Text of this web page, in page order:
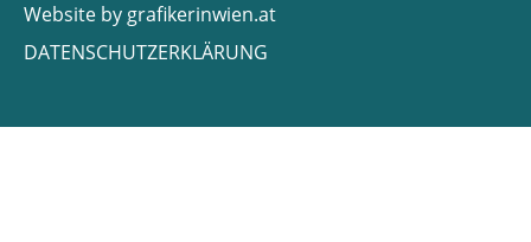
Website by grafikerinwien.at
DATENSCHUTZERKLÄRUNG